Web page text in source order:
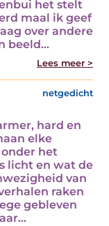
het stelt
maal ik geef
over andere
beeld…
Lees meer >
netgedicht
hard en
elke
het
licht en wat de
van
raken
gebleven